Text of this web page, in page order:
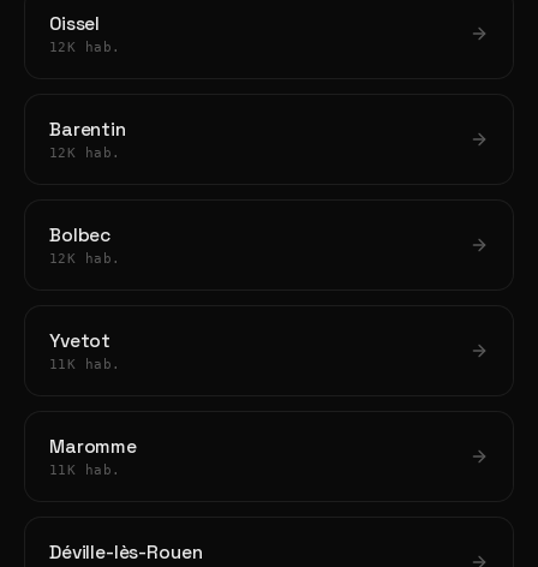
Oissel
12K hab.
Barentin
12K hab.
Bolbec
12K hab.
Yvetot
11K hab.
Maromme
11K hab.
Déville-lès-Rouen